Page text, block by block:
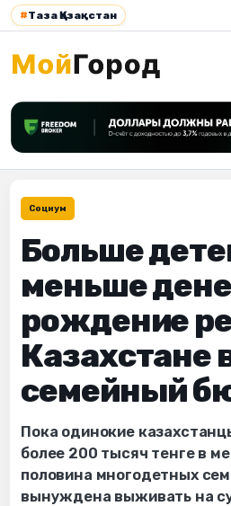
#Таза Қазақстан
Социум
Больше
меньше
рождение
Казахстане
семейный
Пока одинокие
более 200 тысяч тенге в
половина многодетных
вынуждена выживать на